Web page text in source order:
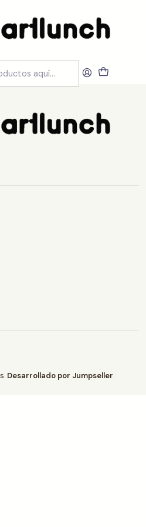
Condiciones
Desarrollado por Jumpseller.